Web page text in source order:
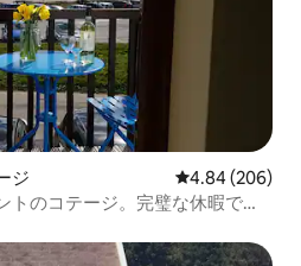
ジ レビュー206
4.84 (206)
トのコテージ。完璧な休暇で